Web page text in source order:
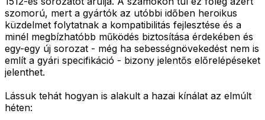
szomorú, mert a gyártók az utóbbi időben heroikus
küzdelmet folytatnak a kompatibilitás fejlesztése és a
minél megbízhatóbb működés biztosítása érdekében és
egy-egy új sorozat - még ha sebességnövekedést nem is
említ a gyári specifikáció - bizony jelentős előrelépéseket
jelenthet.
Lássuk tehát hogyan is alakult a hazai kínálat az elmúlt
héten: